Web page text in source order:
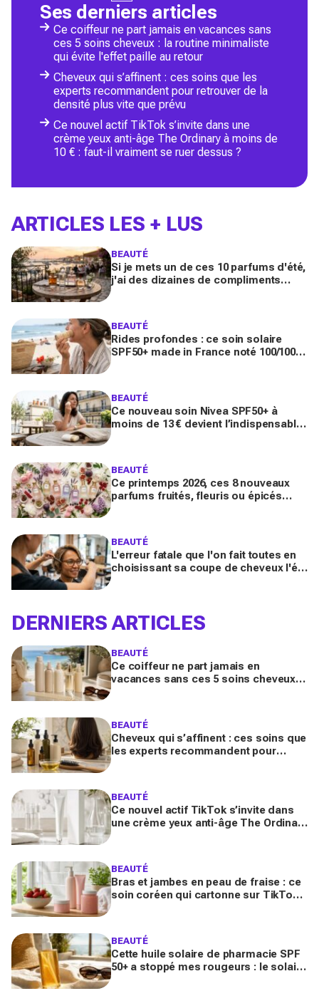
Ses derniers articles
Ce coiffeur ne part jamais en vacances sans
ces 5 soins cheveux : la routine minimaliste
qui évite l'effet paille au retour
Cheveux qui s’affinent : ces soins que les
experts recommandent pour retrouver de la
densité plus vite que prévu
Ce nouvel actif TikTok s’invite dans une
crème yeux anti-âge The Ordinary à moins de
10 € : faut-il vraiment se ruer dessus ?
ARTICLES LES + LUS
BEAUTÉ
Si je mets un de ces 10 parfums d'été,
j'ai des dizaines de compliments
BEAUTÉ
Rides profondes : ce soin solaire
SPF50+ made in France noté 100/100
BEAUTÉ
Ce nouveau soin Nivea SPF50+ à
moins de 13 € devient l’indispensable
BEAUTÉ
Ce printemps 2026, ces 8 nouveaux
parfums fruités, fleuris ou épicés
BEAUTÉ
L'erreur fatale que l'on fait toutes en
choisissant sa coupe de cheveux l'été
DERNIERS ARTICLES
BEAUTÉ
Ce coiffeur ne part jamais en
vacances sans ces 5 soins cheveux :
BEAUTÉ
Cheveux qui s’affinent : ces soins que
les experts recommandent pour
BEAUTÉ
Ce nouvel actif TikTok s’invite dans
une crème yeux anti-âge The Ordinary
BEAUTÉ
Bras et jambes en peau de fraise : ce
soin coréen qui cartonne sur TikTok
BEAUTÉ
Cette huile solaire de pharmacie SPF
50+ a stoppé mes rougeurs : le solaire